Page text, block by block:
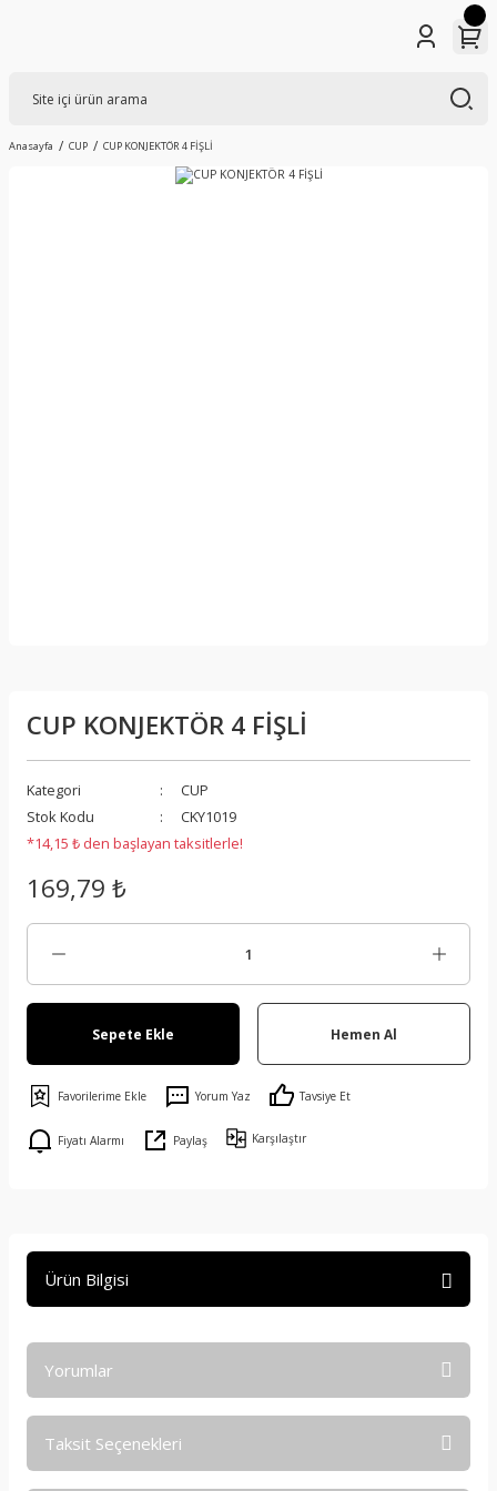
Anasayfa CUP CUP KONJEKTÖR 4 FİŞLİ
CUP KONJEKTÖR 4 FİŞLİ
Kategori
CUP
Stok Kodu
CKY1019
*14,15 ₺ den başlayan taksitlerle!
169,79 ₺
Sepete Ekle Hemen Al
Yorum Yaz Tavsiye Et
Fiyatı Alarmı Paylaş Karşılaştır
Ürün Bilgisi
Yorumlar
Taksit Seçenekleri